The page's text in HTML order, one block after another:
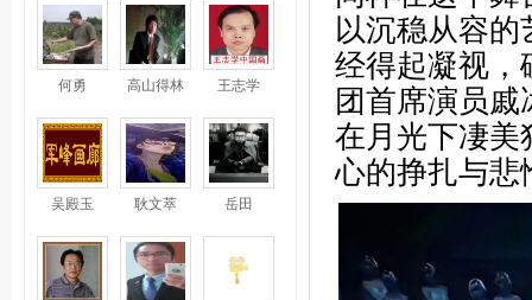
何勇 高山得林 王志学
吴殿玉 耿文萃 岳田
以沉稳从容
经得起凝视，
团首席演员
在月光下凄美
心的挣扎与悲